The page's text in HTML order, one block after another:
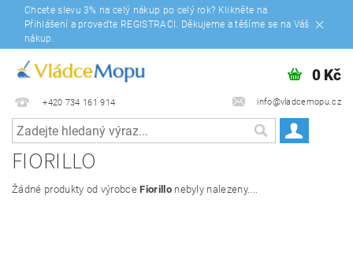
Chcete slevu 3% na celý nákup po celý rok? Klikněte na
Přihlášení a proveďte REGISTRACI. Děkujeme a těšíme se na Váš
nákup.
+420 734 161 914 info@vladcemopu.cz
0 Kč
FIORILLO
Žádné produkty od výrobceFiorillonebyly nalezeny....